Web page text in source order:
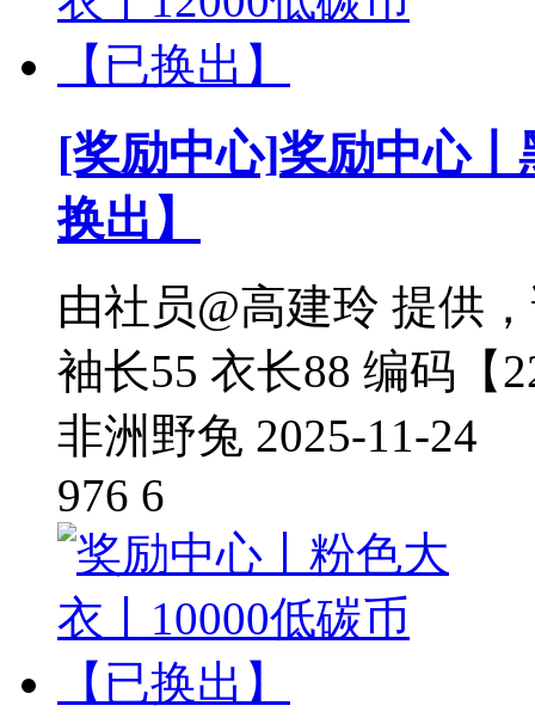
[奖励中心]奖励中心丨
换出】
由社员@高建玲 提供
袖长55 衣长88 编码【
非洲野兔 2025-11-24
976 6